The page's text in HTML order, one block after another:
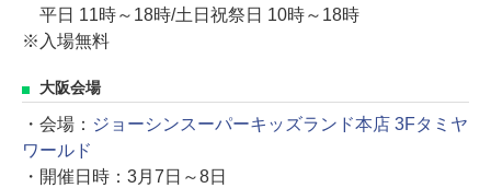
平日 11時～18時/土日祝祭日 10時～18時
※入場無料
大阪会場
・会場： ジョーシンスーパーキッズランド本店 3Fタミヤ
ワールド
・開催日時：3月7日～8日